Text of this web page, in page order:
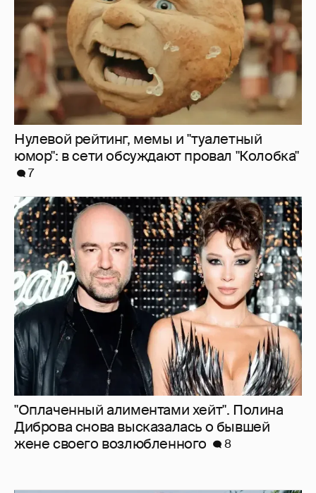
"Оплаченный алиментами хейт". Полина
Диброва снова высказалась о бывшей
жене своего возлюбленного
8